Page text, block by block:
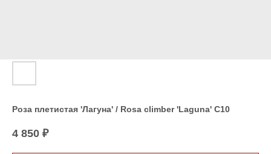
Роза плетистая 'Лагуна' / Rosa climber 'Laguna' C10
4 850 ₽